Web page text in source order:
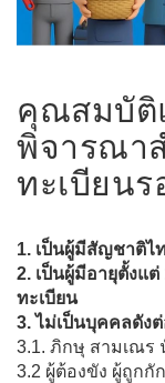
คุณสมบัติ
พิจารณา
ทะเบียน
1. เป็นผู้มีสัญชาติไ
2. เป็นผู้มีอายุตั้งแ
ทะเบียน
3. ไม่เป็นบุคคลดัง
3.1. ภิกษุ สามเณร
3.2 ผู้ต้องขัง ผู้ถูกกั